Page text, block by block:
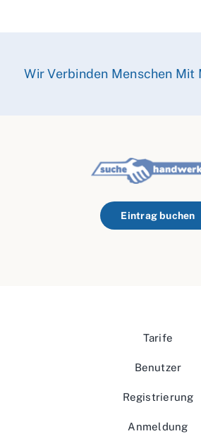
Wir Verbinden Menschen
Eintrag buchen
Tarife
Benutzer
Registrierung
Anmeldung